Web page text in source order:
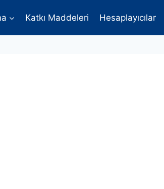
Katkı Maddeleri Hesaplayıcılar